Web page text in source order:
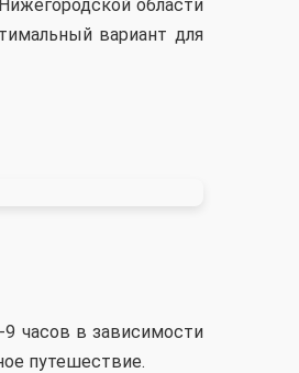
области
вариант для
часов в зависимости
путешествие.